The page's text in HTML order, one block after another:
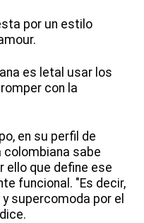
por un estilo
es letal usar los
con la
en su perfil de
colombiana sabe
ello que define ese
funcional. "Es decir,
supercomoda por el